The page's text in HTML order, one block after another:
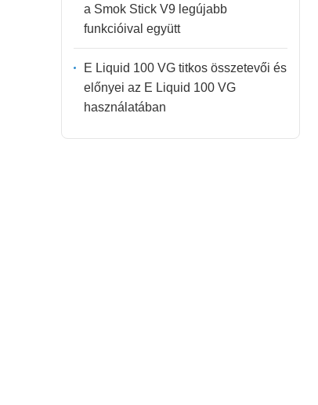
a Smok Stick V9 legújabb
funkcióival együtt
E Liquid 100 VG titkos összetevői és
előnyei az E Liquid 100 VG
használatában